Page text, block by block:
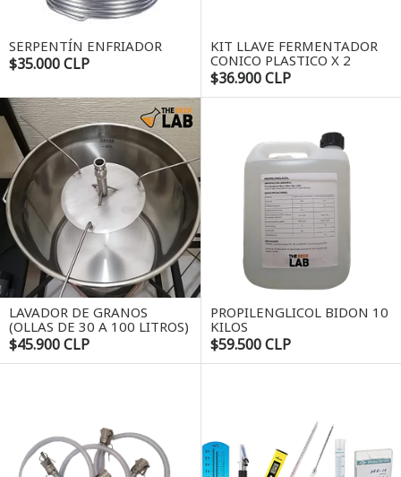
SERPENTÍN ENFRIADOR
$35.000 CLP
KIT LLAVE FERMENTADOR
CONICO PLASTICO X 2
$36.900 CLP
LAVADOR DE GRANOS
(OLLAS DE 30 A 100 LITROS)
$45.900 CLP
PROPILENGLICOL BIDON 10
KILOS
$59.500 CLP